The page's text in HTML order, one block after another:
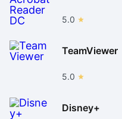
5.0
TeamViewer
5.0
Disney+